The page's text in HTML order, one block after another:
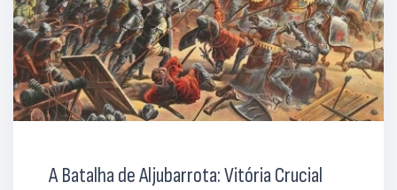
A Batalha de Aljubarrota: Vitória Crucial